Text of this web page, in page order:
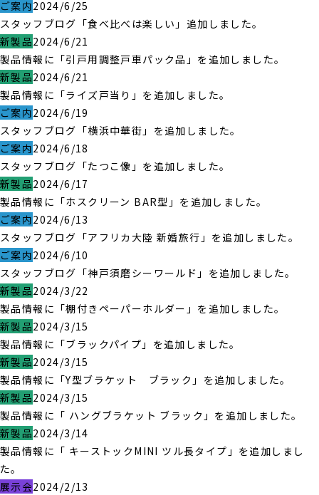
ご案内2024/6/25
スタッフブログ「食べ比べは楽しい」追加しました。
新製品2024/6/21
製品情報に「引戸用調整戸車パック品」を追加しました。
新製品2024/6/21
製品情報に「ライズ戸当り」を追加しました。
ご案内2024/6/19
スタッフブログ「横浜中華街」を追加しました。
ご案内2024/6/18
スタッフブログ「たつこ像」を追加しました。
新製品2024/6/17
製品情報に「ホスクリーン BAR型」を追加しました。
ご案内2024/6/13
スタッフブログ「アフリカ大陸 新婚旅行」を追加しました。
ご案内2024/6/10
スタッフブログ「神戸須磨シーワールド」を追加しました。
新製品2024/3/22
製品情報に「棚付きペーパーホルダー」を追加しました。
新製品2024/3/15
製品情報に「ブラックパイプ」を追加しました。
新製品2024/3/15
製品情報に「Y型ブラケット ブラック」を追加しました。
新製品2024/3/15
製品情報に「 ハングブラケット ブラック」を追加しました。
新製品2024/3/14
製品情報に「 キーストックMINI ツル長タイプ」を追加しまし
た。
展示会2024/2/13